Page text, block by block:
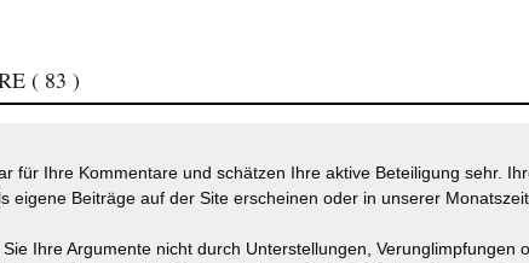
( 83 )
für Ihre Kommentare und schätzen Ihre aktive Beteiligung sehr.
eigene Beiträge auf der Site erscheinen oder in unserer
Ihre Argumente nicht durch Unterstellungen, Verunglimpfungen